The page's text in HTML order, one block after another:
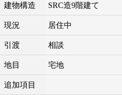
建物構造 SRC造9階建て
現況 居住中
引渡 相談
地目 宅地
追加項目